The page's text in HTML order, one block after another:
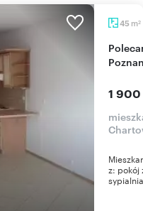
45 m2
Polecam 45 m² mieszkanie z balkonem w
1 900
z: pokój